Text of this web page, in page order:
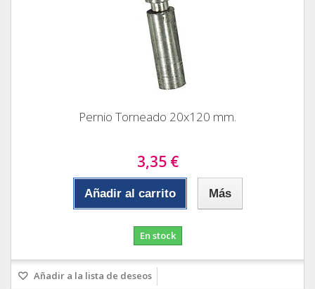
Pernio Torneado 20x120 mm.
3,35 €
Añadir al carrito Más
En stock
Añadir a la lista de deseos